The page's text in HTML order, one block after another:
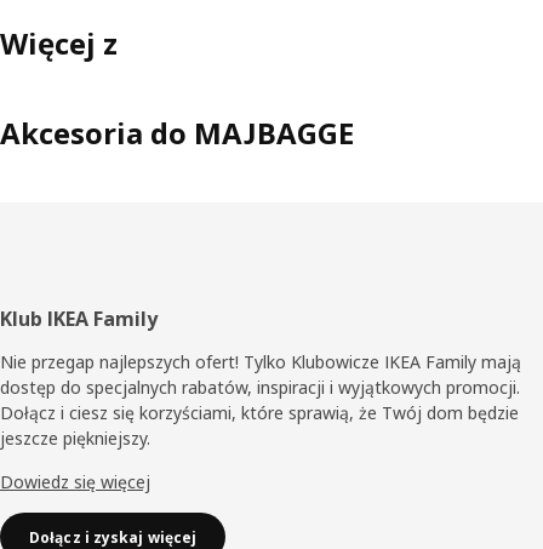
Więcej z
Akcesoria do MAJBAGGE
Stopka
Klub IKEA Family
Nie przegap najlepszych ofert! Tylko Klubowicze IKEA Family mają
dostęp do specjalnych rabatów, inspiracji i wyjątkowych promocji.
Dołącz i ciesz się korzyściami, które sprawią, że Twój dom będzie
jeszcze piękniejszy.
Dowiedz się więcej
Dołącz i zyskaj więcej